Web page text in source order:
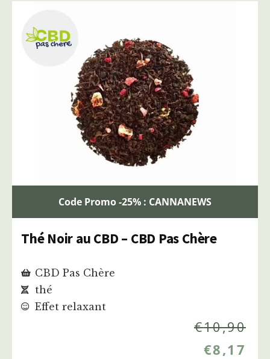
Code Promo -25% : CANNANEWS
Thé Noir au CBD – CBD Pas Chère
CBD Pas Chère
thé
Effet relaxant
€10,90
€8,17